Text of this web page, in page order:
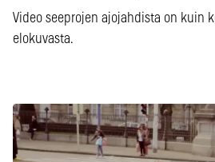
Video seeprojen ajojahdista on kuin
elokuvasta.